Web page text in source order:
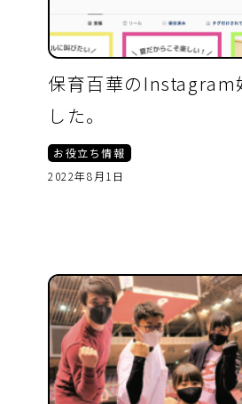
保育百華のInstagram
した。
お役立ち情報
2022年8月1日